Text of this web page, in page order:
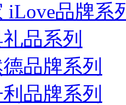
iLove品牌系
品系列
品牌系列
品牌系列